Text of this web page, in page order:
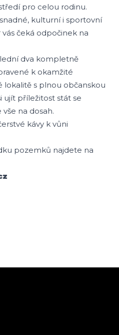
pro celou rodinu.
kulturní i sportovní
vás čeká odpočinek na
dva kompletně
k okamžité
lokalitě s plnou občanskou
ujít příležitost stát se
na dosah.
kávy k vůni
pozemků najdete na